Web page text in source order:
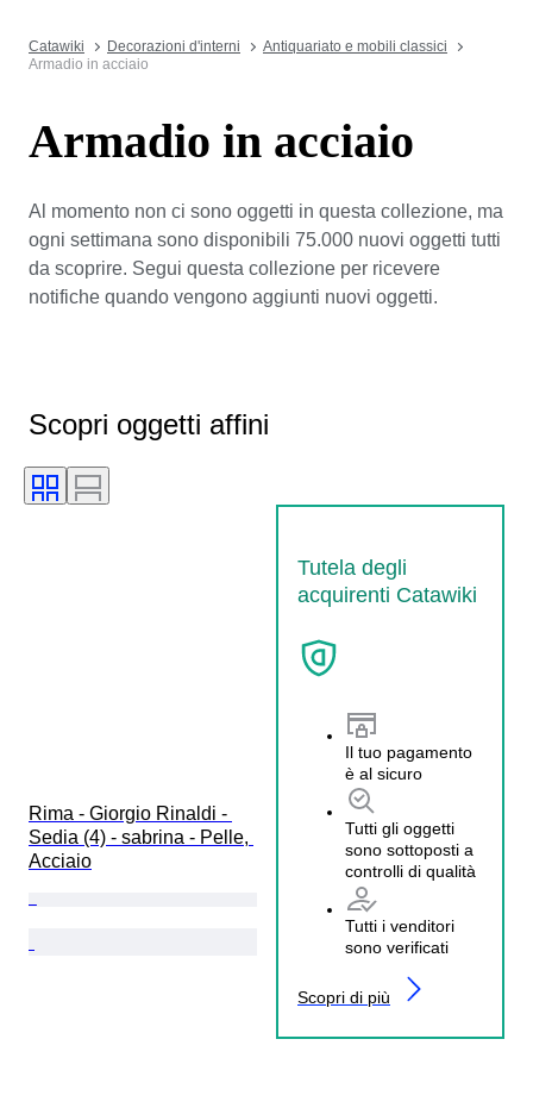
Catawiki Decorazioni d'interni
Antiquariato e mobili classici
Armadio in acciaio
Armadio in acciaio
Al momento non ci sono oggetti in questa collezione, ma
ogni settimana sono disponibili 75.000 nuovi oggetti tutti
da scoprire. Segui questa collezione per ricevere
notifiche quando vengono aggiunti nuovi oggetti.
Scopri oggetti affini
Tutela degli
acquirenti Catawiki
Il tuo pagamento
è al sicuro
Tutti gli oggetti
sono sottoposti a
controlli di qualità
Tutti i venditori
sono verificati
Scopri di più
Rima - Giorgio Rinaldi -
Sedia (4) - sabrina - Pelle,
Acciaio